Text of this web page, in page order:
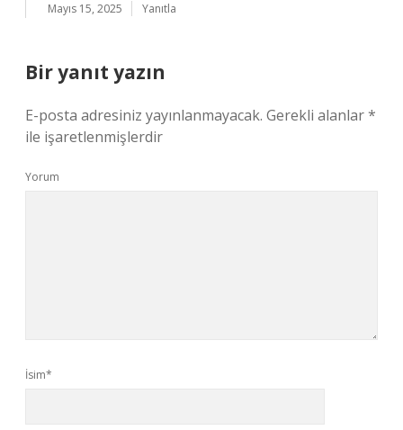
Mayıs 15, 2025 Yanıtla
Bir yanıt yazın
E-posta adresiniz yayınlanmayacak. Gerekli alanlar*
ile işaretlenmişlerdir
Yorum
İsim*